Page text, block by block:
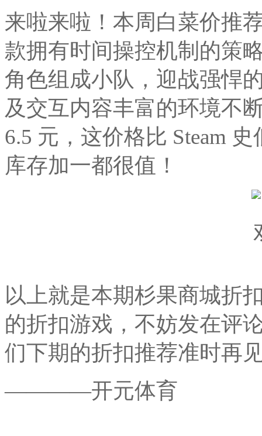
来啦来啦！本周白菜价推
款拥有时间操控机制的策
角色组成小队，迎战强悍
及交互内容丰富的环境不
6.5 元，这价格比 Steam
库存加一都很值！
以上就是本期杉果商城折
的折扣游戏，不妨发在评
们下期的折扣推荐准时再
————开元体育